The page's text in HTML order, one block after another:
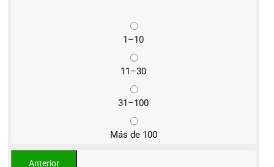
1–10
11–30
31–100
Más de 100